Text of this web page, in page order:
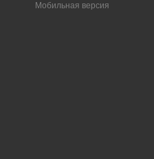
Мобильная версия